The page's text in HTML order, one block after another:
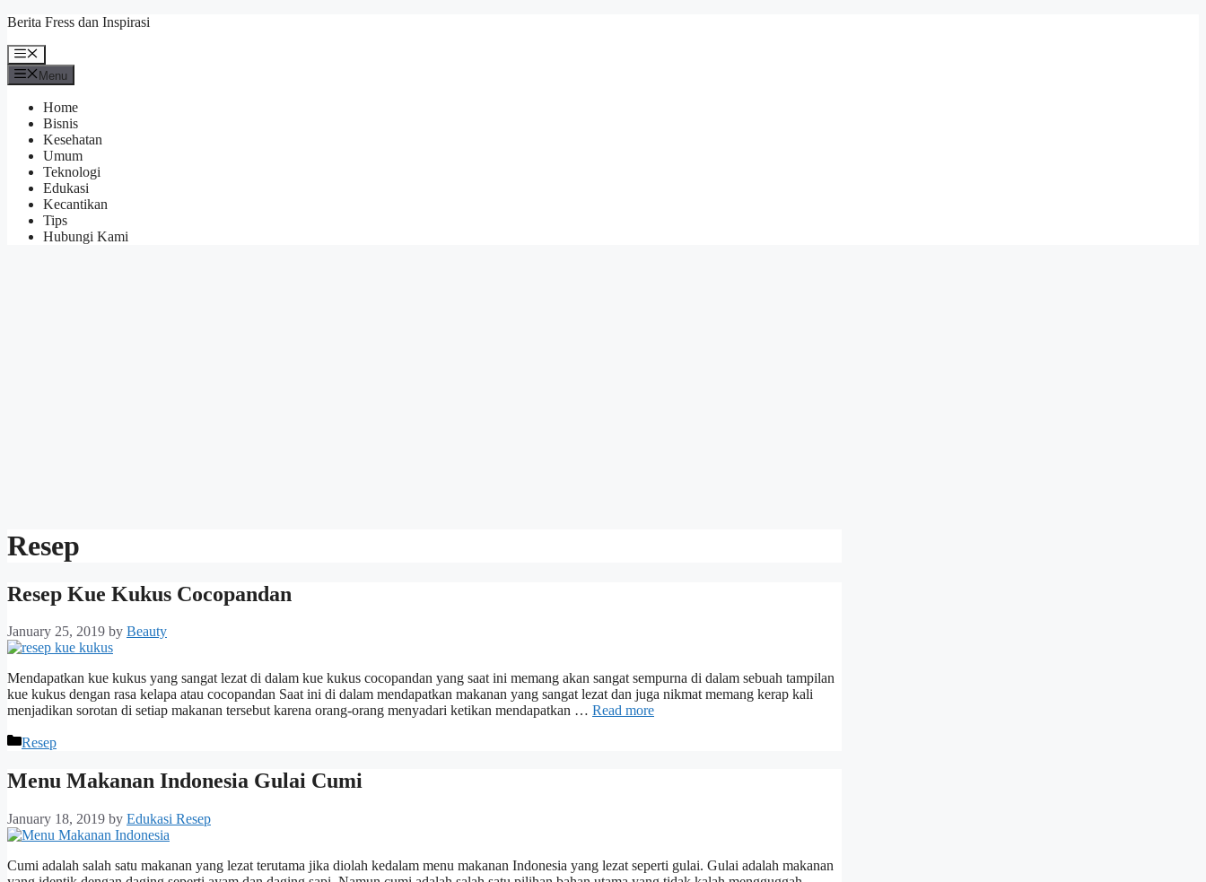
Skip
content
Berita Fress dan Inspirasi
Menu
Menu
Home
Bisnis
Kesehatan
Umum
Teknologi
Edukasi
Kecantikan
Tips
Hubungi Kami
Resep
Resep Kue Kukus Cocopandan
January 25, 2019 by Beauty
Mendapatkan kue kukus yang sangat lezat di dalam kue kukus cocopandan yang saat ini memang akan sangat sempurna di dalam sebuah tampilan
kue kukus dengan rasa kelapa atau cocopandan Saat ini di dalam mendapatkan makanan yang sangat lezat dan juga nikmat memang kerap kali
menjadikan sorotan di setiap makanan tersebut karena orang-orang menyadari ketikan mendapatkan … Read more
Categories
Resep
Menu Makanan Indonesia Gulai Cumi
January 18, 2019 by Edukasi Resep
Cumi adalah salah satu makanan yang lezat terutama jika diolah kedalam menu makanan Indonesia yang lezat seperti gulai. Gulai adalah makanan